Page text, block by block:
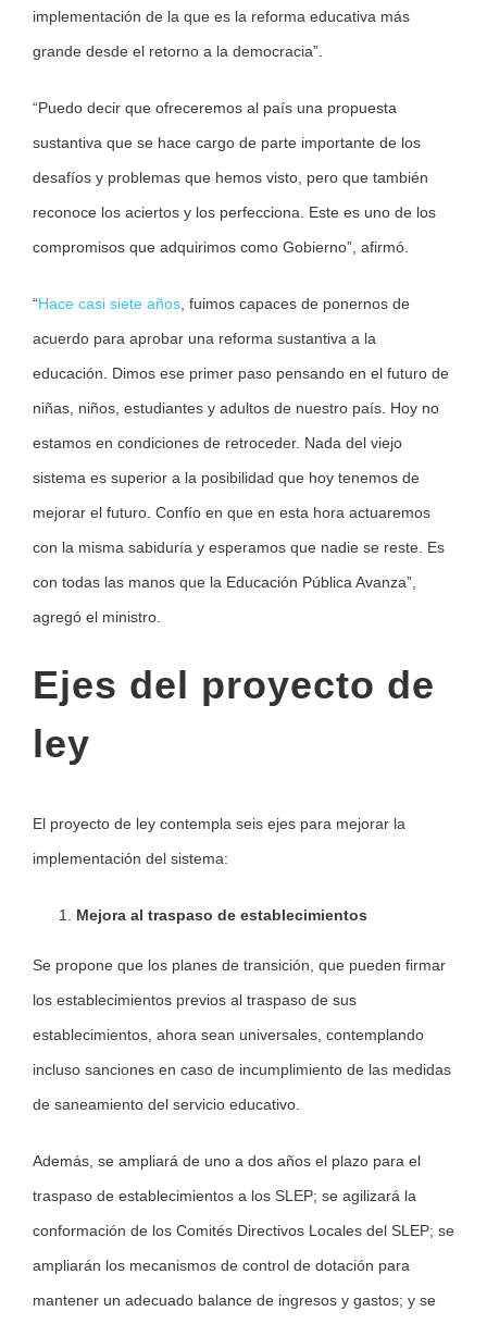
implementación de la que es la reforma educativa más
grande desde el retorno a la democracia”.
“Puedo decir que ofreceremos al país una propuesta
sustantiva que se hace cargo de parte importante de los
desafíos y problemas que hemos visto, pero que también
reconoce los aciertos y los perfecciona. Este es uno de los
compromisos que adquirimos como Gobierno”, afirmó.
“Hace casi siete años, fuimos capaces de ponernos de
acuerdo para aprobar una reforma sustantiva a la
educación. Dimos ese primer paso pensando en el futuro de
niñas, niños, estudiantes y adultos de nuestro país. Hoy no
estamos en condiciones de retroceder. Nada del viejo
sistema es superior a la posibilidad que hoy tenemos de
mejorar el futuro. Confío en que en esta hora actuaremos
con la misma sabiduría y esperamos que nadie se reste. Es
con todas las manos que la Educación Pública Avanza”,
agregó el ministro.
Ejes del proyecto de
ley
El proyecto de ley contempla seis ejes para mejorar la
implementación del sistema:
Mejora al traspaso de establecimientos
Se propone que los planes de transición, que pueden firmar
los establecimientos previos al traspaso de sus
establecimientos, ahora sean universales, contemplando
incluso sanciones en caso de incumplimiento de las medidas
de saneamiento del servicio educativo.
Además, se ampliará de uno a dos años el plazo para el
traspaso de establecimientos a los SLEP; se agilizará la
conformación de los Comités Directivos Locales del SLEP; se
ampliarán los mecanismos de control de dotación para
mantener un adecuado balance de ingresos y gastos; y se